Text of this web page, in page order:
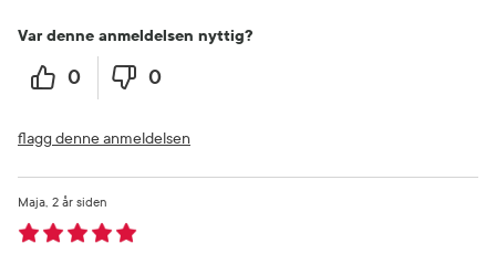
Var denne anmeldelsen nyttig?
0 0
flagg denne anmeldelsen
2 år siden
Maja